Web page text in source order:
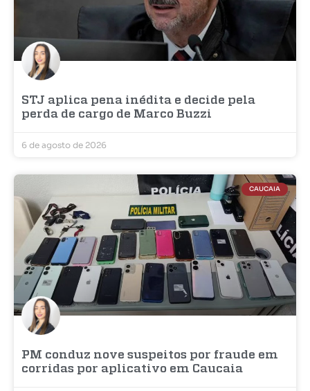
STJ aplica pena inédita e decide pela
perda de cargo de Marco Buzzi
6 de agosto de 2026
CAUCAIA
PM conduz nove suspeitos por fraude em
corridas por aplicativo em Caucaia